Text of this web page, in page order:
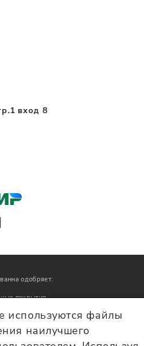
вход 8
одобряет:
покрытия
Обои
используются файлы
наилучшего